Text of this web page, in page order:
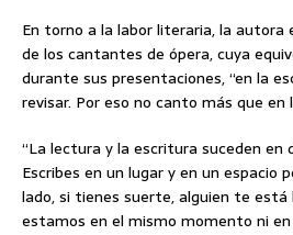
En torno a la labor literaria, la autora
de los cantantes de ópera, cuya
durante sus presentaciones, “en la
revisar. Por eso no canto más que en
“La lectura y la escritura suceden en
Escribes en un lugar y en un espacio
lado, si tienes suerte, alguien te está
estamos en el mismo momento ni en